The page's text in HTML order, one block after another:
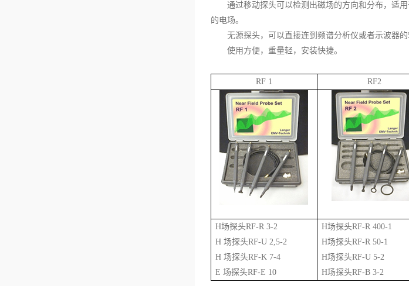
通过移动探头可以检测出磁场的方向和分布，适
的电场。
无源探头，可以直接连到频谱分析仪或者示波器
使用方便，重量轻，安装快捷。
RF 1 RF2
H场探头RF-R 3-2
H 场探头RF-U 2,5-2
H 场探头RF-K 7-4
E 场探头RF-E 10
H场探头RF-R 400-1
H场探头RF-R 50-1
H场探头RF-U 5-2
H场探头RF-B 3-2